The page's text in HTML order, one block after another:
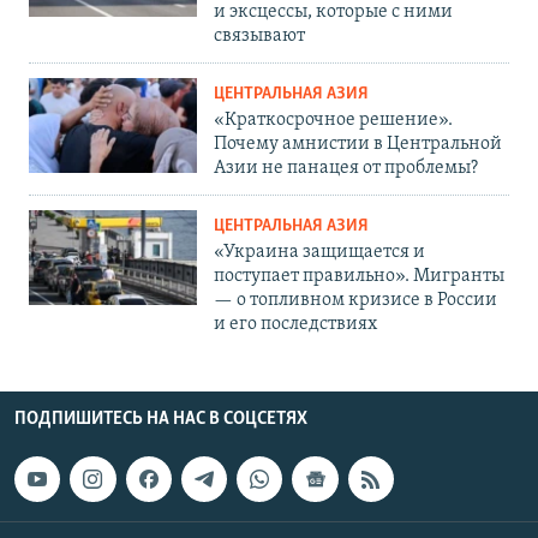
и эксцессы, которые с ними
связывают
ЦЕНТРАЛЬНАЯ АЗИЯ
«Краткосрочное решение».
Почему амнистии в Центральной
Азии не панацея от проблемы?
ЦЕНТРАЛЬНАЯ АЗИЯ
«Украина защищается и
поступает правильно». Мигранты
— о топливном кризисе в России
и его последствиях
ПОДПИШИТЕСЬ НА НАС В СОЦСЕТЯХ